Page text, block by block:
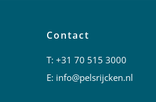
Contact
T:+31 70 515 3000
E: info@pelsrijcken.nl